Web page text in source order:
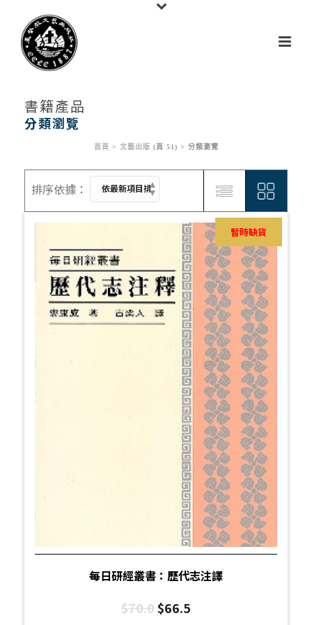
書籍產品
首頁 > 文藝出版 (頁 51) > 分類瀏覽
分類瀏覽
每日研經叢書：歷代志注譯
暫時缺貨
$70.0$66.5